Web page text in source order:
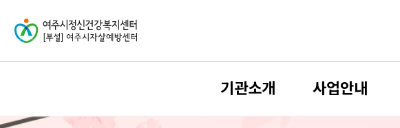
기관소개 사업안내